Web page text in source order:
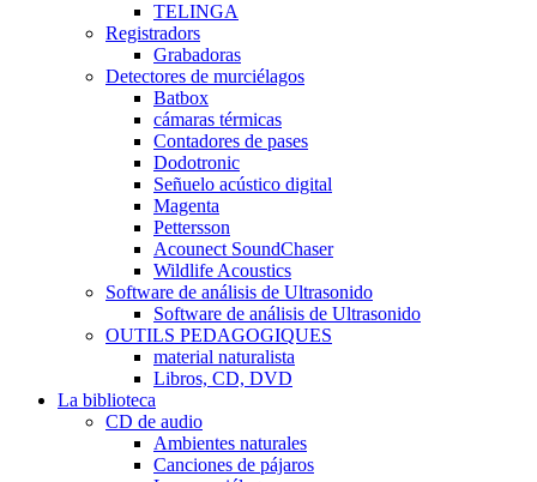
TELINGA
Registradors
Grabadoras
Detectores de murciélagos
Batbox
cámaras térmicas
Contadores de pases
Dodotronic
Señuelo acústico digital
Magenta
Pettersson
Acounect SoundChaser
Wildlife Acoustics
Software de análisis de Ultrasonido
Software de análisis de Ultrasonido
OUTILS PEDAGOGIQUES
material naturalista
Libros, CD, DVD
La biblioteca
CD de audio
Ambientes naturales
Canciones de pájaros